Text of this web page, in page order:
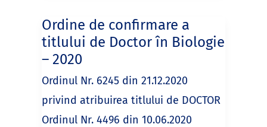
Ordine de confirmare a
titlului de Doctor în Biologie
– 2020
Ordinul Nr. 6245 din 21.12.2020
privind atribuirea titlului de DOCTOR
Ordinul Nr. 4496 din 10.06.2020